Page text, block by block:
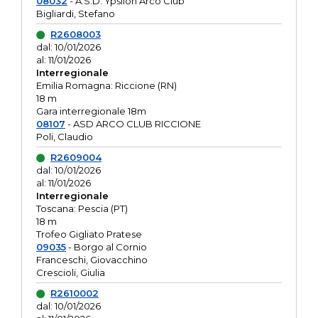
Bigliardi, Stefano
R2608003
dal: 10/01/2026
al: 11/01/2026
Interregionale
Emilia Romagna: Riccione (RN)
18 m
Gara interregionale 18m
08107 - ASD ARCO CLUB RICCIONE
Poli, Claudio
R2609004
dal: 10/01/2026
al: 11/01/2026
Interregionale
Toscana: Pescia (PT)
18 m
Trofeo Gigliato Pratese
09035- Borgo al Cornio
Franceschi, Giovacchino
Crescioli, Giulia
R2610002
dal: 10/01/2026